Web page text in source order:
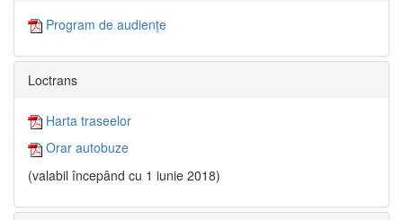
Program de audiențe
Loctrans
Harta traseelor
Orar autobuze
(valabil începând cu 1 iunie 2018)